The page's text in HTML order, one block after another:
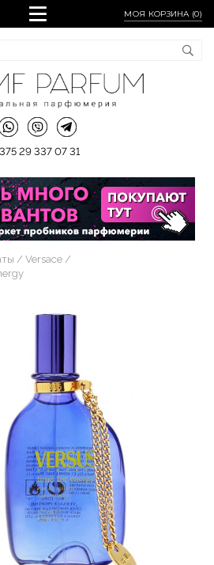
МОЯ КОРЗИНА (0)
29 337 07 31
Versace